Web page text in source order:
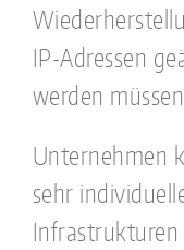
IP-Adressen
werden
Unternehmen
sehr
Infrastrukturen